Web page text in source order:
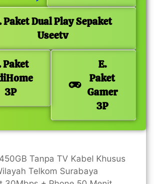
Paket Dual Play Sepaket
Useetv
Paket
3P
E.
Paket
Gamer
3P
Tanpa TV Kabel Khusus
Telkom Surabaya